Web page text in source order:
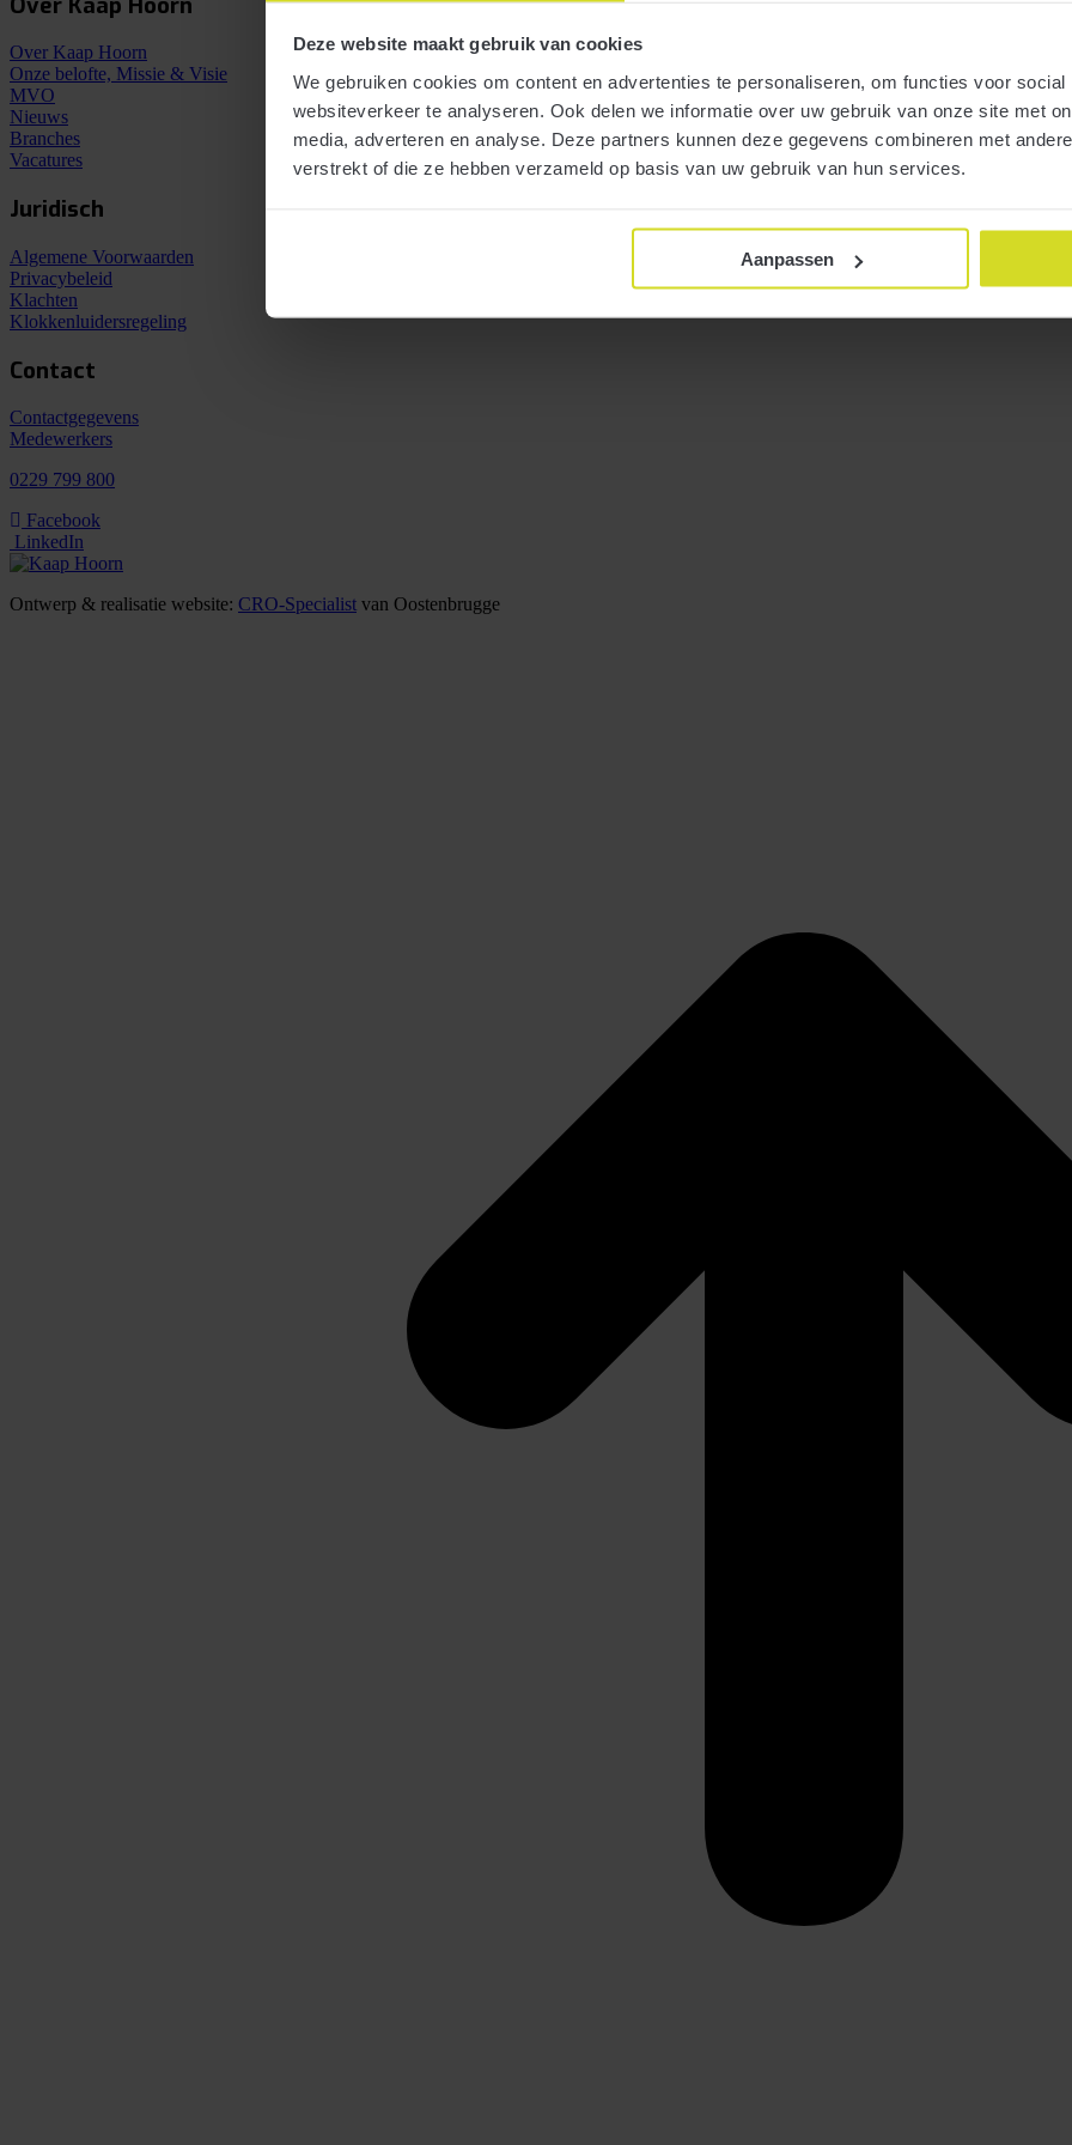
Deze website maakt gebruik van cookies
We gebruiken cookies om content en advertenties te personaliseren, om functies voor
websiteverkeer te analyseren. Ook delen we informatie over uw gebruik van onze site met
media, adverteren en analyse. Deze partners kunnen deze gegevens combineren met
verstrekt of die ze hebben verzameld op basis van uw gebruik van hun services.
Aanpassen
Over Kaap Hoorn
Onze belofte, Missie & Visie
MVO
Nieuws
Branches
Vacatures
Juridisch
Algemene Voorwaarden
Privacybeleid
Klachten
Klokkenluidersregeling
Contact
Contactgegevens
Medewerkers
0229 799 800
Facebook
LinkedIn
Ontwerp & realisatie website: CRO-Specialist van Oostenbrugge